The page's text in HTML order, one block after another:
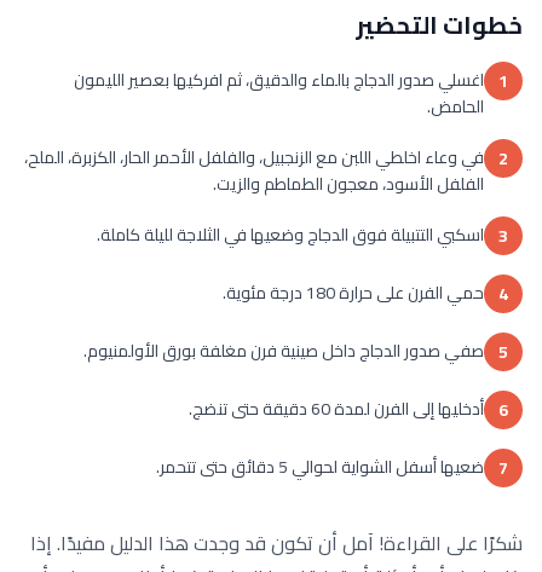
خطوات التحضير
1 اغسلي صدور الدجاج بالماء والدقيق، ثم افركيها بعصير الليمون
الحامض.
2 في وعاء اخلطي اللبن مع الزنجبيل، والفلفل الأحمر الحار، الكزبرة، الملح،
الفلفل الأسود، معجون الطماطم والزيت.
3 اسكبي التتبيلة فوق الدجاج وضعيها في الثلاجة لليلة كاملة.
4 حمي الفرن على حرارة 180 درجة مئوية.
5 صفي صدور الدجاج داخل صينية فرن مغلفة بورق الأولمنيوم.
6 أدخليها إلى الفرن لمدة 60 دقيقة حتى تنضج.
7 ضعيها أسفل الشواية لحوالي 5 دقائق حتى تتحمر.
شكرًا على القراءة! آمل أن تكون قد وجدت هذا الدليل مفيدًا. إذا